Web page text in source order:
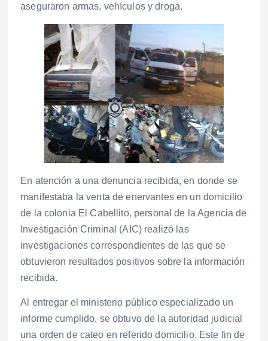
aseguraron armas, vehículos y droga.
En atención a una denuncia recibida, en donde se
manifestaba la venta de enervantes en un domicilio
de la colonia El Cabellito, personal de la Agencia de
Investigación Criminal (AIC) realizó las
investigaciones correspondientes de las que se
obtuvieron resultados positivos sobre la información
recibida.
Al entregar el ministerio público especializado un
informe cumplido, se obtuvo de la autoridad judicial
una orden de cateo en referido domicilio. Este fin de